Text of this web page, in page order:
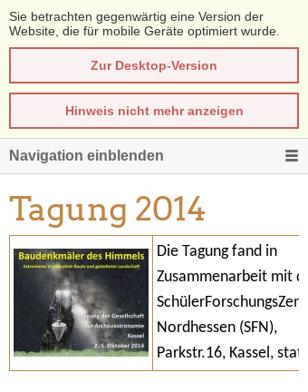
Sie betrachten gegenwärtig eine Version der
Website, die für mobile Geräte optimiert wurde.
Zur Desktop-Version
Hinweis nicht mehr anzeigen
Navigation einblenden
Tagung 2014
Die Tagung fand in
Zusammenarbeit mit
Nordhessen (SFN),
Parkstr.16, Kassel, statt.